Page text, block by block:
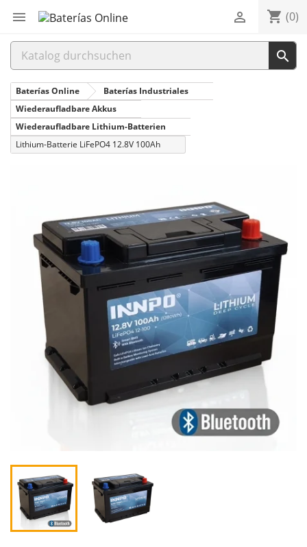
 shopping_cart (0)


Baterías Online
Baterías Industriales
Wiederaufladbare Akkus
Wiederaufladbare Lithium-Batterien
Lithium-Batterie LiFePO4 12.8V 100Ah